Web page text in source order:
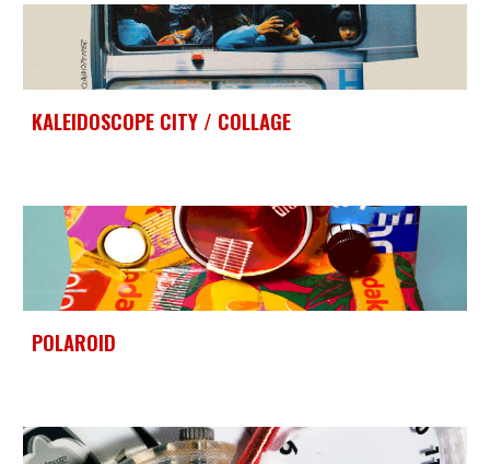
KALEIDOSCOPE CITY / COLLAGE
POLAROID